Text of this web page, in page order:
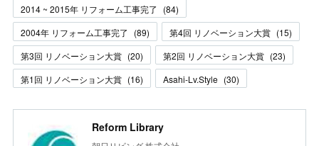
2014 ~ 2015年 リフォーム工事完了
(84)
2004年 リフォーム工事完了
(89) 第4回 リノベーション大賞 (15)
第3回 リノベーション大賞 (20) 第2回 リノベーション大賞 (23)
第1回 リノベーション大賞 (16) Asahi-Lv.Style (30)
Reform Library